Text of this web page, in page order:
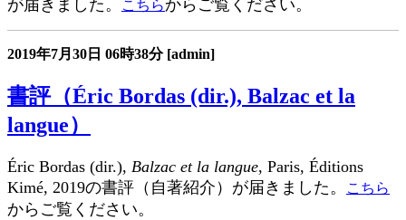
が届きました。
こちらからご覧ください。
2019年7月30日 06時38分 [admin]
書評（Éric Bordas (dir.), Balzac et la
langue）
Éric Bordas (dir.), Balzac et la langue, Paris, Éditions
Kimé, 2019の書評（自著紹介）が届きました。
こちら
からご覧ください。